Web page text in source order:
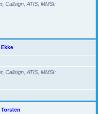
Callsign, ATIS, MMSI
Ekke
Callsign, ATIS, MMSI
Torsten